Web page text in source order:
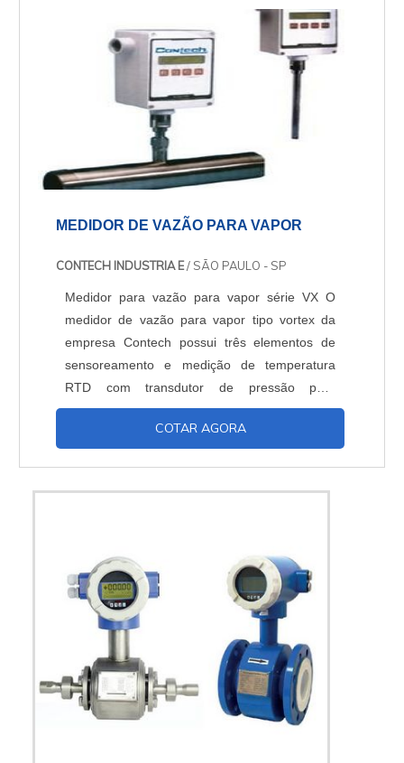
MEDIDOR DE VAZÃO PARA VAPOR
CONTECH INDUSTRIA E/ SÃO PAULO - SP
Medidor para vazão para vapor série VX O
medidor de vazão para vapor tipo vortex da
empresa Contech possui três elementos de
sensoreamento e medição de temperatura
RTD com transdutor de pressão para
substância em estado sólido. A série VX do
medidor para vazão para vapor tem
COTAR AGORA